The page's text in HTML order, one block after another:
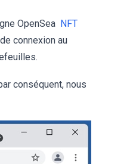
OpenSea NFT
connexion au
conséquent, nous